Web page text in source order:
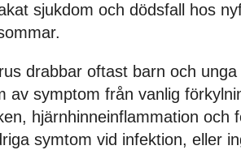
sjukdom och dödsfall hos
drabbar oftast barn och
av symptom från vanlig
hjärnhinneinflammation och
symtom vid infektion, eller